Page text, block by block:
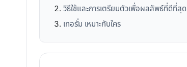
วิธีใช้และการเตรียมตัวเพื่อผลลัพธ์ที่ดีที่สุด
เทอรั่ม เหมาะกับใคร